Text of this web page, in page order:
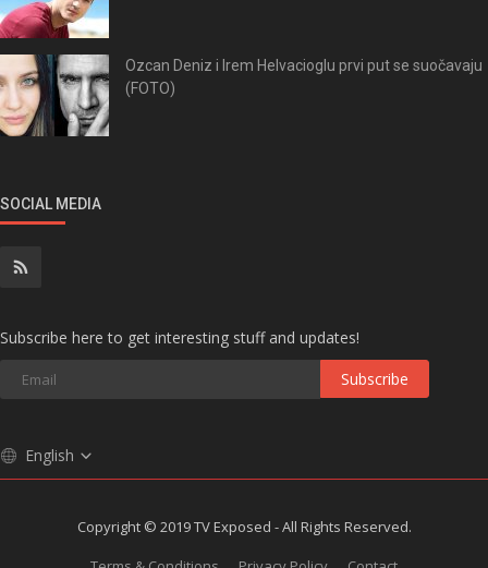
Ozcan Deniz i Irem Helvacioglu prvi put se suočavaju
(FOTO)
SOCIAL MEDIA
Subscribe here to get interesting stuff and updates!
Subscribe
English
Copyright © 2019 TV Exposed - All Rights Reserved.